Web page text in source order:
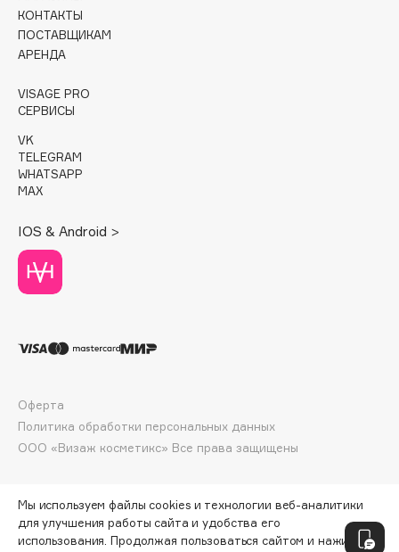
d'Alba
DARLING*
Darphin
Davines
Deonica
Dessange
Dolce & Gabbana
Dolomit
DP Daily Perfection
Dr.Ceuracle
Dr.Jart+
КОНТАКТЫ
ПОСТАВЩИКАМ
АРЕНДА
VISAGE PRO
СЕРВИСЫ
VK
TELEGRAM
WHATSAPP
MAX
IOS & Android >
ООО «Визаж косметикс» Все права защищены
Оферта
Политика обработки персональных данных
Мы используем файлы cookies и технологии веб-аналитики
для улучшения работы сайта и удобства его
использования. Продолжая пользоваться сайтом и нажимая